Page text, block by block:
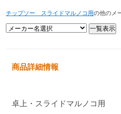
チップソー スライドマルノコ用の他のメ
商品詳細情報
卓上・スライドマルノコ用